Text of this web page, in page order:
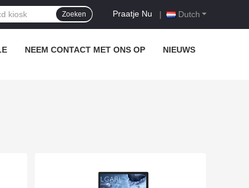
Dutch
Praatje Nu |
Zoeken
NEEM CONTACT MET ONS OP NIEUWS